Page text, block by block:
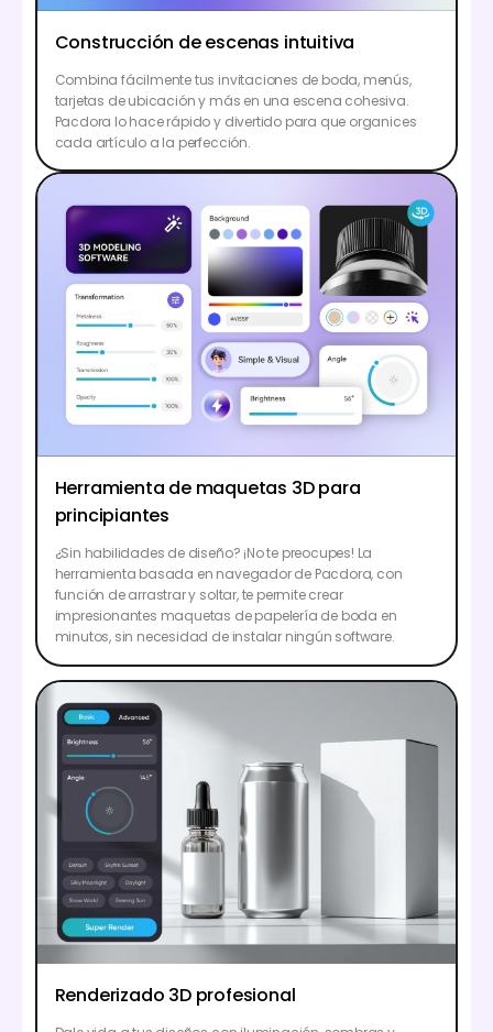
Construcción de escenas intuitiva
Combina fácilmente tus invitaciones de boda, menús,
tarjetas de ubicación y más en una escena cohesiva.
Pacdora lo hace rápido y divertido para que organices
cada artículo a la perfección.
Herramienta de maquetas 3D para
principiantes
¿Sin habilidades de diseño? ¡No te preocupes! La
herramienta basada en navegador de Pacdora, con
función de arrastrar y soltar, te permite crear
impresionantes maquetas de papelería de boda en
minutos, sin necesidad de instalar ningún software.
Renderizado 3D profesional